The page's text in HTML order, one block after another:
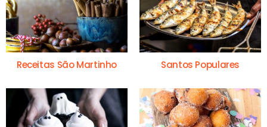
Receitas São Martinho Santos Populares